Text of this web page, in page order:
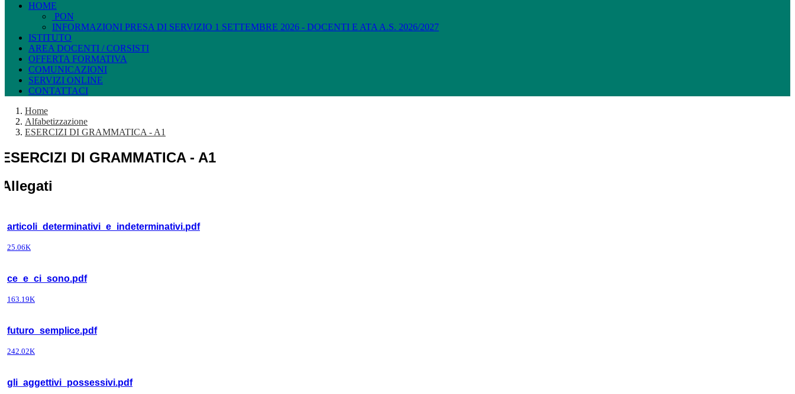
HOME
PON
INFORMAZIONI PRESA DI SERVIZIO 1 SETTEMBRE 2026 - DOCENTI E ATA A.S. 2026/2027
ISTITUTO
AREA DOCENTI / CORSISTI
OFFERTA FORMATIVA
COMUNICAZIONI
SERVIZI ONLINE
CONTATTACI
Home
Alfabetizzazione
ESERCIZI DI GRAMMATICA - A1
ESERCIZI DI GRAMMATICA - A1
Allegati
articoli_determinativi_e_indeterminativi.pdf
25.06K
ce_e_ci_sono.pdf
163.19K
futuro_semplice.pdf
242.02K
gli_aggettivi_possessivi.pdf